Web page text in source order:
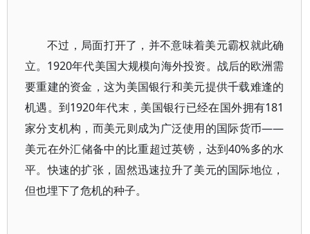
不过，局面打开了，并不意味着美元霸权就此确
立。1920年代美国大规模向海外投资。战后的欧洲需
要重建的资金，这为美国银行和美元提供千载难逢的
机遇。到1920年代末，美国银行已经在国外拥有181
家分支机构，而美元则成为广泛使用的国际货币——
美元在外汇储备中的比重超过英镑，达到40%多的水
平。快速的扩张，固然迅速拉升了美元的国际地位，
但也埋下了危机的种子。